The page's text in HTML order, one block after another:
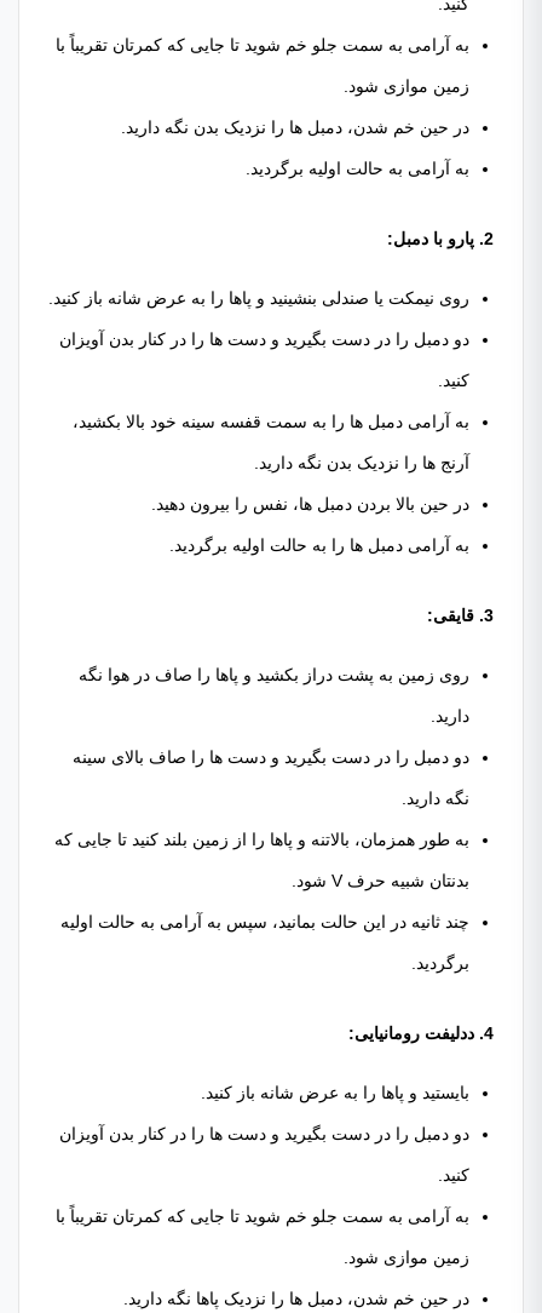
به آرامی به سمت جلو خم شوید تا جایی که کمرتان تقریباً با
زمین موازی شود.
در حین خم شدن، دمبل ها را نزدیک بدن نگه دارید.
به آرامی به حالت اولیه برگردید.
2. پارو با دمبل:
روی نیمکت یا صندلی بنشینید و پاها را به عرض شانه باز کنید.
دو دمبل را در دست بگیرید و دست ها را در کنار بدن آویزان
کنید.
به آرامی دمبل ها را به سمت قفسه سینه خود بالا بکشید،
آرنج ها را نزدیک بدن نگه دارید.
در حین بالا بردن دمبل ها، نفس را بیرون دهید.
به آرامی دمبل ها را به حالت اولیه برگردید.
3. قایقی:
روی زمین به پشت دراز بکشید و پاها را صاف در هوا نگه
دارید.
دو دمبل را در دست بگیرید و دست ها را صاف بالای سینه
نگه دارید.
به طور همزمان، بالاتنه و پاها را از زمین بلند کنید تا جایی که
بدنتان شبیه حرف V شود.
چند ثانیه در این حالت بمانید، سپس به آرامی به حالت اولیه
برگردید.
4. ددلیفت رومانیایی:
بایستید و پاها را به عرض شانه باز کنید.
دو دمبل را در دست بگیرید و دست ها را در کنار بدن آویزان
کنید.
به آرامی به سمت جلو خم شوید تا جایی که کمرتان تقریباً با
زمین موازی شود.
در حین خم شدن، دمبل ها را نزدیک پاها نگه دارید.